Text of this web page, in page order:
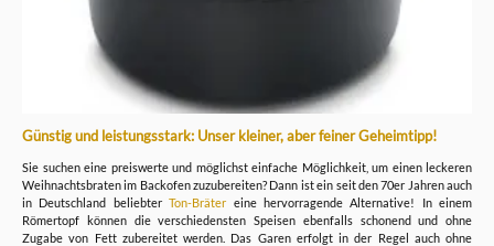
Günstig und leistungsstark: Unser kleiner, aber feiner Geheimtipp!
Sie suchen eine preiswerte und möglichst einfache Möglichkeit, um einen leckeren
Weihnachtsbraten im Backofen zuzubereiten? Dann ist ein seit den 70er Jahren auch
in Deutschland beliebterTon-Bräter eine hervorragende Alternative! In einem
Römertopf können die verschiedensten Speisen ebenfalls schonend und ohne
Zugabe von Fett zubereitet werden. Das Garen erfolgt in der Regel auch ohne